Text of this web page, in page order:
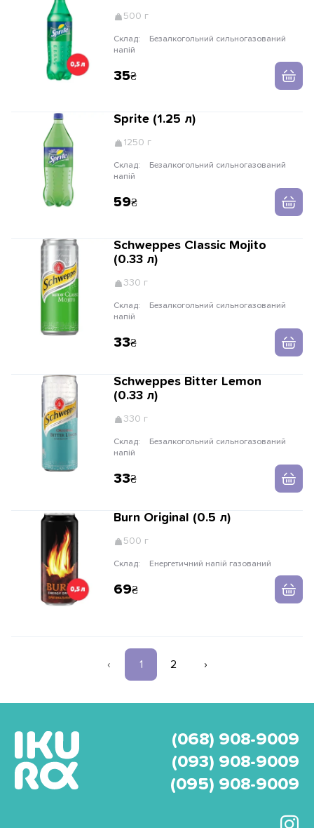
500 г
Склад:
напій
35
Sprite (1.25 л)
1250 г
Склад:
напій
59
Schweppes Classic Mojito
(0.33 л)
330 г
Склад:
напій
33
Schweppes Bitter Lemon
(0.33 л)
330 г
Склад:
напій
33
Burn Original (0.5 л)
500 г
Склад: Енергетичний напій газований
69
‹ 1 2 ›
(068) 908-9009
(093) 908-9009
(095) 908-9009